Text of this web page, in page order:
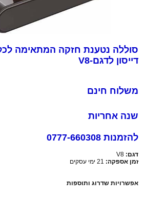
סוללה נטענת חזקה המתאימה
דייסון לדגם-V8
משלוח חינם
שנה אחריות
להזמנות 0777-660308
דגם: V8
זמן אספקה: 21 ימי עסקים
אפשרויות שדרוג ותוספות